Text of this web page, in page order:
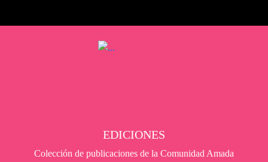
EDICIONES
Colección de publicaciones de la Comunidad Amada